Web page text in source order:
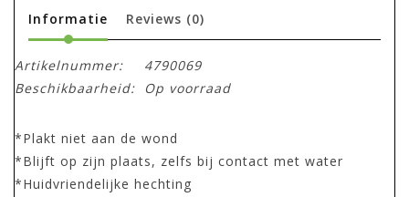
Informatie Reviews (0)
Artikelnummer:
4790069
Beschikbaarheid:
Op voorraad
*Plakt niet aan de wond
*Blijft op zijn plaats, zelfs bij contact met water
*Huidvriendelijke hechting